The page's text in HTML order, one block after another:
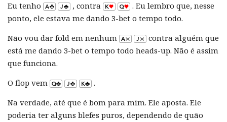
Eu tenho , contra
. Eu lembro que, nesse
ponto, ele estava me dando 3-bet o tempo todo.
Não vou dar fold em nenhum
contra alguém que
está me dando 3-bet o tempo todo heads-up. Não é assim
que funciona.
O flop vem
.
Na verdade, até que é bom para mim. Ele aposta. Ele
poderia ter alguns blefes puros, dependendo de quão